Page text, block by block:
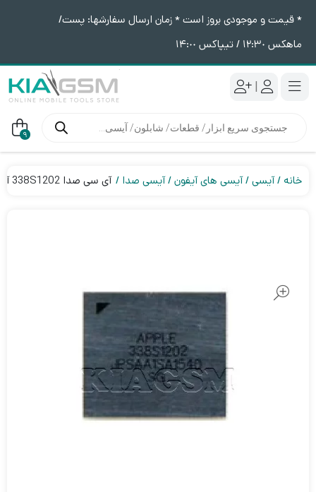
* قیمت و موجودی بروز است * زمان ارسال سفارشها: پست/
ماهکس ١٢:٣٠ / تیپاکس ١۴:٠٠
|
محصولات 9
خانه آیسی آیسی های آیفون آیسی صدا آی سی صدا 338S1202 آیفون 5C, 6